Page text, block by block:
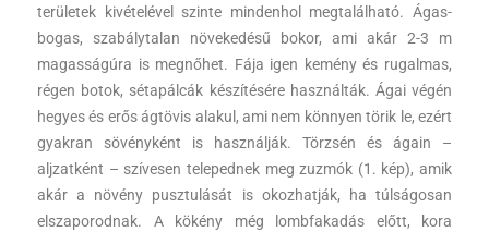
területek kivételével szinte mindenhol megtalálható. Ágas-
bogas, szabálytalan növekedésű bokor, ami akár 2-3 m
magasságúra is megnőhet. Fája igen kemény és rugalmas,
régen botok, sétapálcák készítésére használták. Ágai végén
hegyes és erős ágtövis alakul, ami nem könnyen törik le, ezért
gyakran sövényként is használják. Törzsén és ágain –
aljzatként – szívesen telepednek meg zuzmók (1. kép), amik
akár a növény pusztulását is okozhatják, ha túlságosan
elszaporodnak. A kökény még lombfakadás előtt, kora